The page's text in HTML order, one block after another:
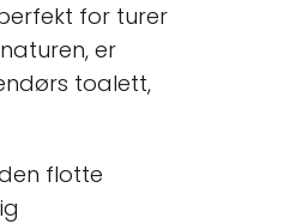
for turer
er
toalett,
flotte